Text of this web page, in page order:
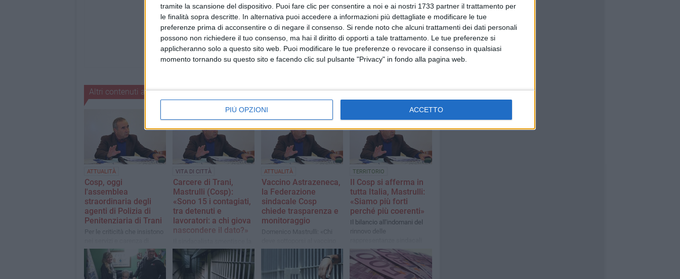
tramite la scansione del dispositivo. Puoi fare clic per consentire a noi e ai nostri 1733 partner il trattamento per
le finalità sopra descritte. In alternativa puoi accedere a informazioni più dettagliate e modificare le tue
preferenze prima di acconsentire o di negare il consenso. Si rende noto che alcuni trattamenti dei dati personali
possono non richiedere il tuo consenso, ma hai il diritto di opporti a tale trattamento. Le tue preferenze si
applicheranno solo a questo sito web. Puoi modificare le tue preferenze o revocare il consenso in qualsiasi
momento tornando su questo sito e facendo clic sul pulsante "Privacy" in fondo alla pagina web.
PIÙ OPZIONI ACCETTO
Altri contenuti a tema
ATTUALITÀ
Cosp, oggi
l'assemblea
straordinaria degli
agenti di Polizia di
Penitenziaria di Trani
Per le criticità che insistono
organico
VITA DI CITTÀ
Carcere di Trani,
Mastrulli (Cosp):
«Sono 15 i contagiati,
tra detenuti e
lavoratori: a chi giova
nascondere il dato?»
notizia di assenza di contagi
negli istituti penitenziari
tranesi
ATTUALITÀ
Vaccino Astrazeneca,
la Federazione
sindacale Cosp
chiede trasparenza e
monitoraggio
Domenico Mastrulli: «Chi
merita serenità e certezza di
TERRITORIO
Il Cosp si afferma in
tutta Italia, Mastrulli:
«Siamo più forti
perché più coerenti»
Il bilancio all'indomani del
rinnovo delle
sul territorio